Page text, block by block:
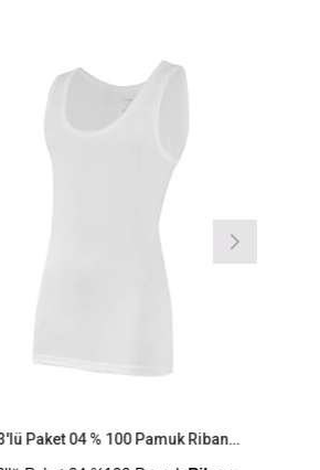
Yıldız 3'lü Paket 04 % 100 Pamuk Ribana Erkek Atlet